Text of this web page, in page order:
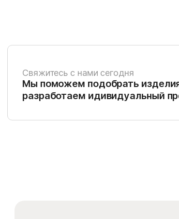
Свяжитесь с нами сегодня
Мы поможем подобрать
разработаем идивидуальный